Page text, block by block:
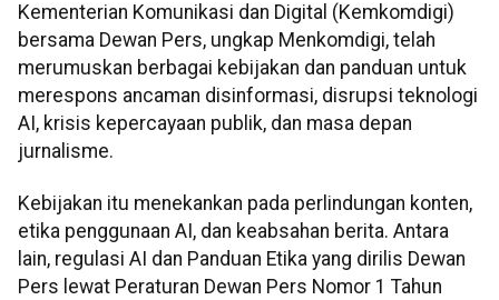
Kementerian Komunikasi dan Digital (Kemkomdigi)
bersama Dewan Pers, ungkap Menkomdigi, telah
merumuskan berbagai kebijakan dan panduan untuk
merespons ancaman disinformasi, disrupsi teknologi
AI, krisis kepercayaan publik, dan masa depan
jurnalisme.
Kebijakan itu menekankan pada perlindungan konten,
etika penggunaan AI, dan keabsahan berita. Antara
lain, regulasi AI dan Panduan Etika yang dirilis Dewan
Pers lewat Peraturan Dewan Pers Nomor 1 Tahun